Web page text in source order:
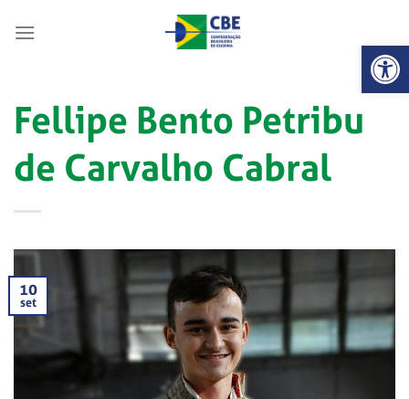
Abrir
Fellipe Bento Petribu
de Carvalho Cabral
10
set